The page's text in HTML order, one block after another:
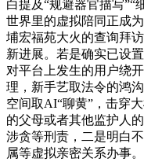
白提及“规避器官描写”“
世界里的虚拟陪同正成
埔宏福苑大火的查询拜
新进展。若是确实已设
对平台上发生的用户绕
理，新手艺取法令的鸿
空间取AI“聊黄”，击穿
的父母或者其他监护人
涉贪等刑责，二是明白
属等虚拟亲密关系办事